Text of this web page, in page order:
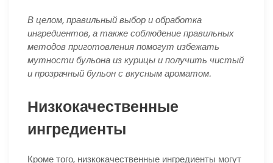
В целом, правильный выбор и обработка
ингредиентов, а также соблюдение правильных
методов приготовления помогут избежать
мутности бульона из курицы и получить чистый
и прозрачный бульон с вкусным ароматом.
Низкокачественные
ингредиенты
Кроме того, низкокачественные ингредиенты могут